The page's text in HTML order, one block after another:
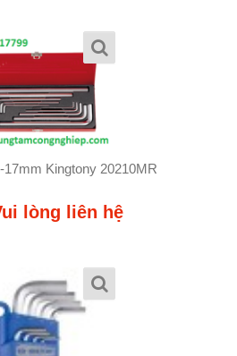
17mm Kingtony 20210MR
lòng liên hệ